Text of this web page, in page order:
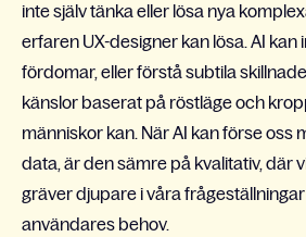
inte själv tänka eller lösa nya
erfaren UX-designer kan lösa. AI kan
fördomar, eller förstå subtila
känslor baserat på röstläge och
människor kan. När AI kan förse oss
data, är den sämre på kvalitativ, där
gräver djupare i våra
användares behov.